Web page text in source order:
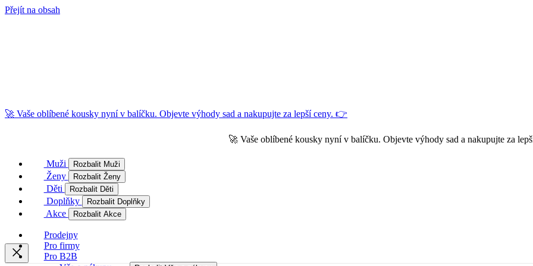
Přejít na obsah
🚀 Vaše oblíbené kousky nyní v balíčku. Objevte výhody sad a nakupujte za lepší ceny. 👉
🚀 Vaše oblíbené kousky nyní v balíčku. Objevte výhody sad a nakupujte za
Muži Rozbalit Muži
Ženy Rozbalit Ženy
Děti Rozbalit Děti
Doplňky Rozbalit Doplňky
Akce Rozbalit Akce
Prodejny
Pro firmy
Pro B2B